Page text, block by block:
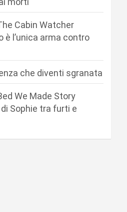
Cabin Watcher
è l’unica arma contro
che diventi sgranata
We Made Story
Sophie tra furti e